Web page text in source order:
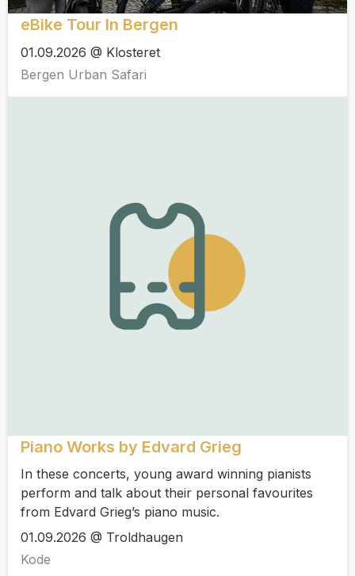
eBike Tour In Bergen
01.09.2026 @ Klosteret
Bergen Urban Safari
Piano Works by Edvard Grieg
In these concerts, young award winning pianists
perform and talk about their personal favourites
from Edvard Grieg’s piano music.
01.09.2026 @ Troldhaugen
Kode